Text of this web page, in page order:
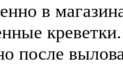
в
после